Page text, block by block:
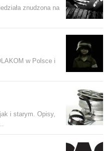
znudzona na
w Polsce i
i starym. Opisy,